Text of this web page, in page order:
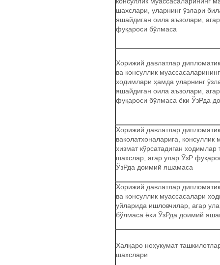
шахслари, уларнинг ўзлари
яшайдиган оила аъзолари,
фуқароси бўлмаса
Хорижий давлатлар
ва консуллик
ходимлари ҳамда уларнинг
яшайдиган оила аъзолари,
фуқароси бўлмаса ёки ЎзРда
Хорижий давлатлар дипломатик
ваколатхоналарига, консуллик
хизмат кўрсатадиган ходимлар
шахслар, агар улар ЎзР
ЎзРда доимий яшамаса
Хорижий давлатлар
ва консуллик муассасалари
уйларида ишловчилар, агар
бўлмаса ёки ЎзРда доимий
Халқаро ноҳукумат
шахслари